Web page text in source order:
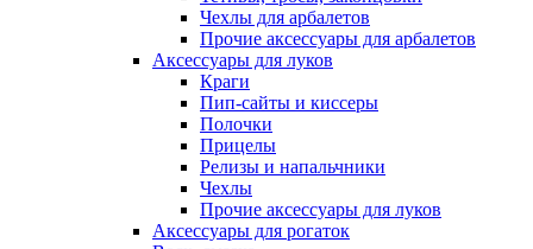
Чехлы для арбалетов
Прочие аксессуары для арбалетов
Аксессуары для луков
Краги
Пип-сайты и киссеры
Полочки
Прицелы
Релизы и напальчники
Чехлы
Прочие аксессуары для луков
Аксессуары для рогаток